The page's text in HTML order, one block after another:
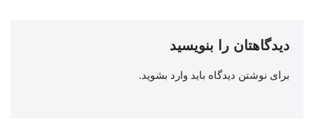
دیدگاهتان را بنویسید
برای نوشتن دیدگاه باید وارد بشوید.